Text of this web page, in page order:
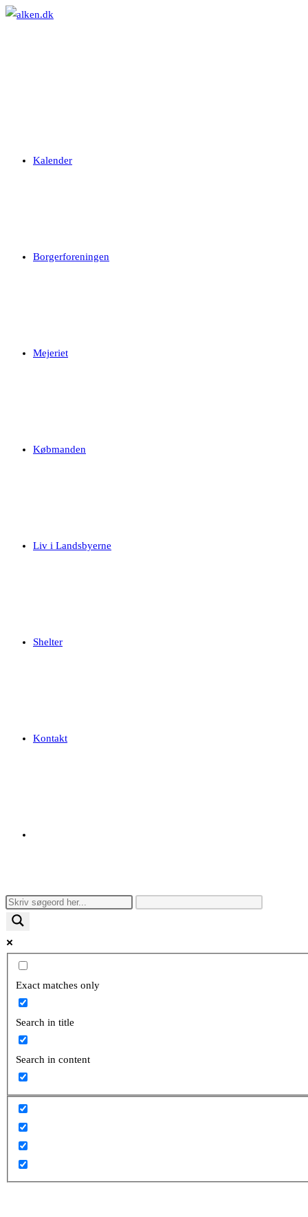
Skip
Kalender
Borgerforeningen
Mejeriet
Købmanden
Liv i Landsbyerne
Shelter
Kontakt
search
Exact matches only
Search in title
Search in content